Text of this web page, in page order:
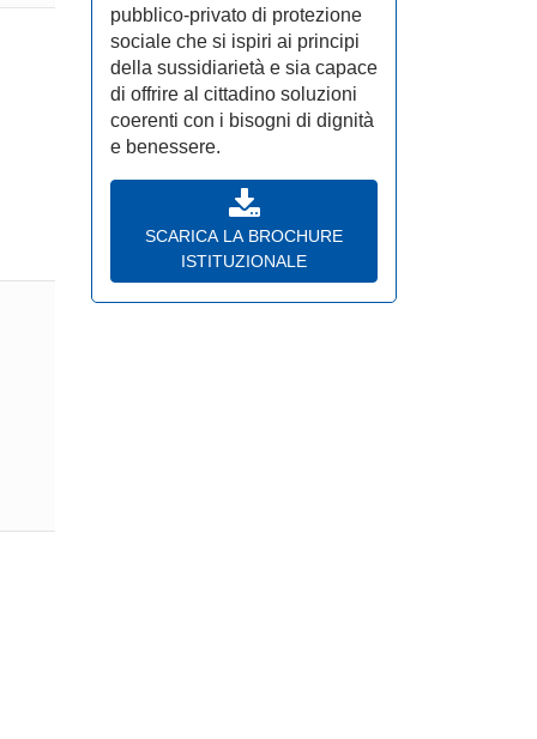
pubblico-privato di protezione
sociale che si ispiri ai principi
della sussidiarietà e sia capace
di offrire al cittadino soluzioni
coerenti con i bisogni di dignità
e benessere.
SCARICA LA BROCHURE
ISTITUZIONALE